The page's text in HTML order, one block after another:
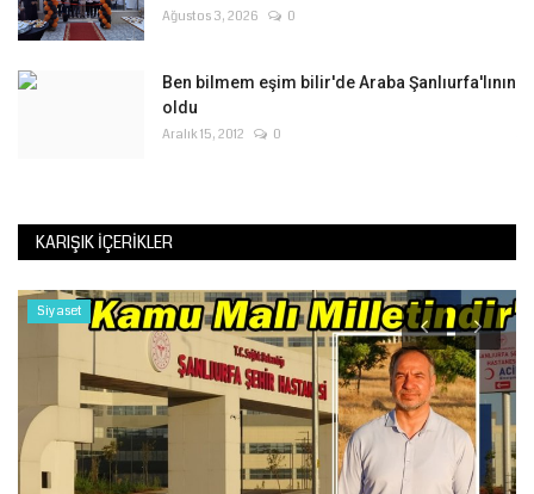
Ağustos 3, 2026 0
Ben bilmem eşim bilir'de Araba Şanlıurfa'lının
oldu
Aralık 15, 2012 0
KARIŞIK İÇERIKLER
Siyaset